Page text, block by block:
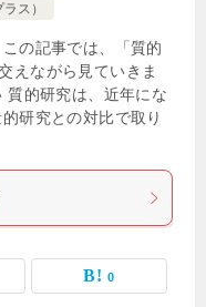
ス）
の記事では、「質的
えながら見ていきま
質的研究は、近年にな
研究との対比で取り
0